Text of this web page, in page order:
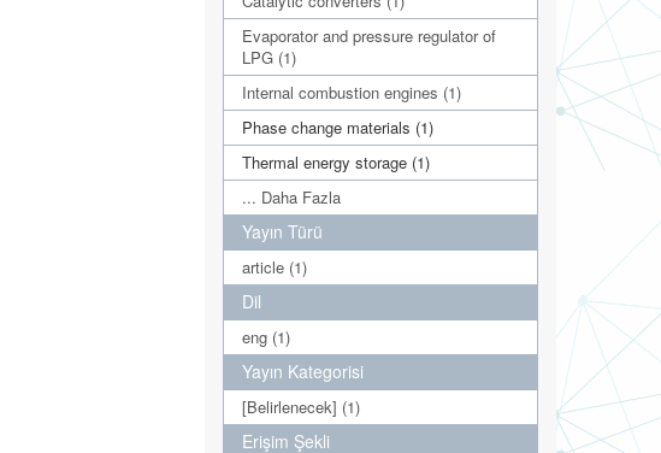
Evaporator and pressure regulator of
LPG (1)
Internal combustion engines (1)
Phase change materials (1)
Thermal energy storage (1)
... Daha Fazla
Yayın Türü
article (1)
Dil
eng (1)
Yayın Kategorisi
[Belirlenecek] (1)
Erişim Şekli